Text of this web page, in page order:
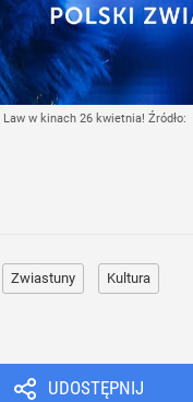
w kinach 26 kwietnia! Źródło:
Zwiastuny Kultura
UDOSTĘPNIJ